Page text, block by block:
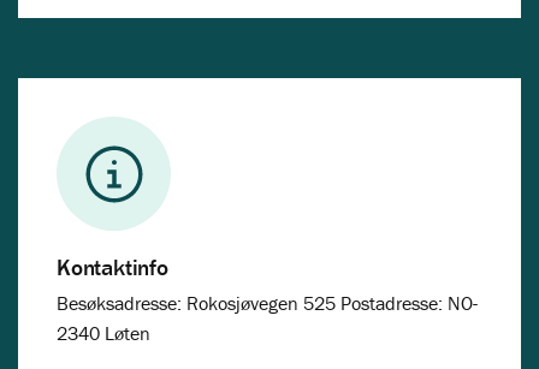
Kontaktinfo
Besøksadresse: Rokosjøvegen 525 Postadresse: NO-
2340 Løten